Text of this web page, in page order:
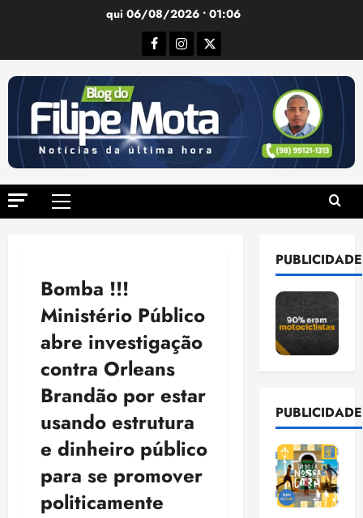
qui 06/08/2026 • 01:06
Facebook
Instagram
Twitter
Menu
Bomba !!!
Ministério Público
abre investigação
contra Orleans
Brandão por estar
usando estrutura
e dinheiro público
para se promover
politicamente
PUBLICIDADE
PUBLICIDADE